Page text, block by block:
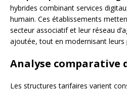
hybrides combinant services
humain. Ces établissements
secteur associatif et leur réseau
ajoutée, tout en modernisant leurs
Analyse comparative
Les structures tarifaires varient